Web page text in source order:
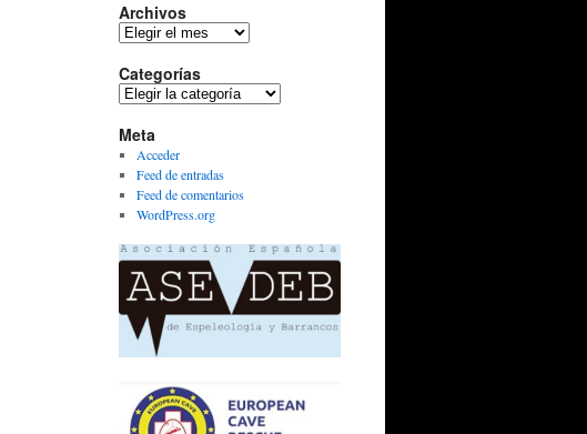
Archivos
Archivos
Categorías
Categorías
Meta
Acceder
Feed de entradas
Feed de comentarios
WordPress.org